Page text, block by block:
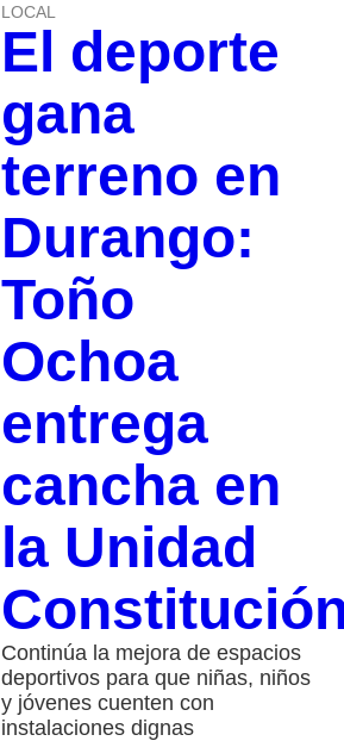
LOCAL
El deporte
gana
terreno en
Durango:
Toño
Ochoa
entrega
cancha en
la Unidad
Continúa la mejora de espacios
deportivos para que niñas, niños
y jóvenes cuenten con
instalaciones dignas